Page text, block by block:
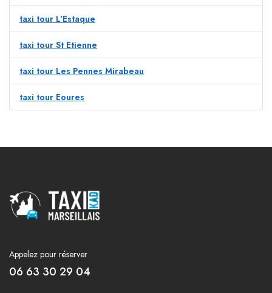
taxi tour L'Estaque
taxi tour St Etienne
taxi tour Les Pennes Mirabeau
taxi tour Eoures
Appelez pour réserver
06 63 30 29 04